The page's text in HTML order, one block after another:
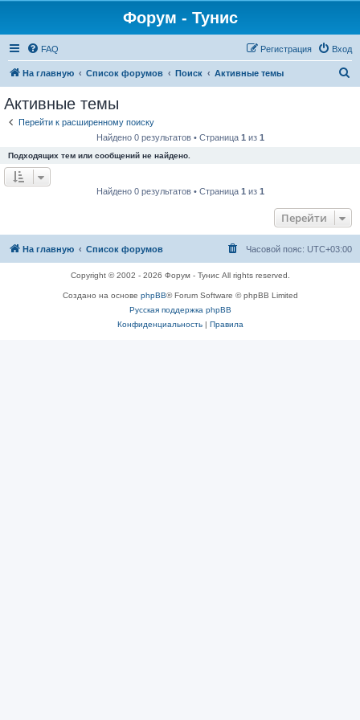
Форум - Тунис
FAQ Вход
Регистрация
На главную Список форумов Поиск Активные темы
Активные темы
Перейти к расширенному поиску
Найдено 0 результатов • Страница 1 из 1
Подходящих тем или сообщений не найдено.
Найдено 0 результатов • Страница 1 из 1
Перейти
На главную Список форумов Часовой пояс: UTC+03:00
Copyright © 2002 - 2026 Форум - Тунис All rights reserved.
Создано на основе phpBB® Forum Software © phpBB Limited
Русская поддержка phpBB
Конфиденциальность| Правила